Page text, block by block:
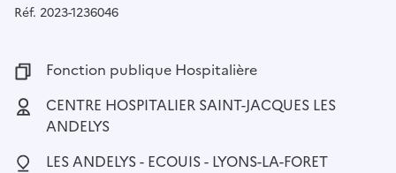
Réf. Référence :
2023-1236046
Fonction publique :
Fonction publique Hospitalière
Employeur :
CENTRE HOSPITALIER SAINT-JACQUES LES
ANDELYS
Localisation :
LES ANDELYS - ECOUIS - LYONS-LA-FORET